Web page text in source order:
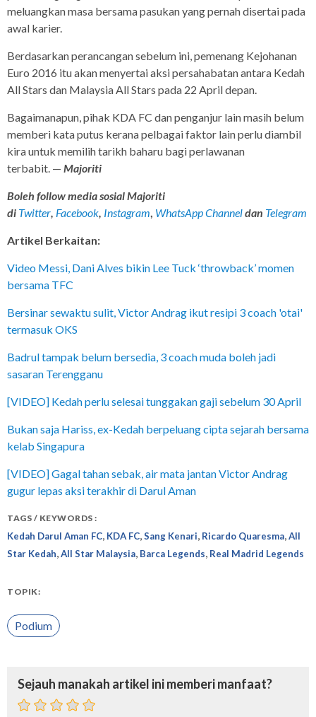
meluangkan masa bersama pasukan yang pernah disertai pada
awal karier.
Berdasarkan perancangan sebelum ini, pemenang Kejohanan
Euro 2016 itu akan menyertai aksi persahabatan antara Kedah
All Stars dan Malaysia All Stars pada 22 April depan.
Bagaimanapun, pihak KDA FC dan penganjur lain masih belum
memberi kata putus kerana pelbagai faktor lain perlu diambil
kira untuk memilih tarikh baharu bagi perlawanan
terbabit. — Majoriti
Boleh follow media sosial Majoriti
di Twitter Facebook Instagram WhatsApp Channeldan Telegram
Artikel Berkaitan:
Video Messi, Dani Alves bikin Lee Tuck ‘throwback’ momen
bersama TFC
Bersinar sewaktu sulit, Victor Andrag ikut resipi 3 coach 'otai'
termasuk OKS
Badrul tampak belum bersedia, 3 coach muda boleh jadi
sasaran Terengganu
[VIDEO] Kedah perlu selesai tunggakan gaji sebelum 30 April
Bukan saja Hariss, ex-Kedah berpeluang cipta sejarah bersama
kelab Singapura
[VIDEO] Gagal tahan sebak, air mata jantan Victor Andrag
gugur lepas aksi terakhir di Darul Aman
TAGS / KEYWORDS :
Kedah Darul Aman FC KDA FC Sang Kenari Ricardo Quaresma All
Star Kedah All Star Malaysia Barca Legends Real Madrid Legends
TOPIK:
Podium
Sejauh manakah artikel ini memberi manfaat?